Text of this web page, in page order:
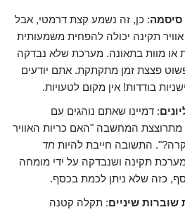
סיסמה: כן, זה נשמע קצת דרמטי, אבל
תקינה יכולה להפחית משמעותית
או מוות בתאונה. מערכת שלא נבדקה
פצצת זמן מתקתקת. אתם יודעים
בודדות! אין מקום לטעויות.
: דמיינו שאתם נוהגים עם
המחשבה "האם כריות האוויר
התשובה חייבת להיות חד
תקינה ושנבדקה על ידי מומחה
כזה שלא ניתן לכמת בכסף.
שוברות שיניים: תקלה קטנה